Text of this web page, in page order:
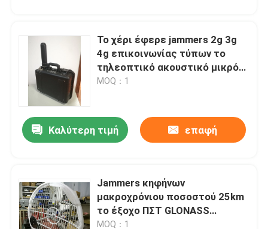
Ξενάγηση στο εργοστάσιο
Ελεγχος ποιότητας
Ζητήστε μια προσφορά
Jammers κηφήνων
Ραδιο Jammer σημάτων
Jammer ραδιοσυχνότητας
Το χέρι έφερε jammers 2g 3g
4g επικοινωνίας τύπων το
τηλεοπτικό ακουστικό μικρό
μέγεθος wifi wimax ελαφρύ για
MOQ：1
Καλύτερη τιμή επαφή
Jammers κηφήνων
μακροχρόνιου ποσοστού 25km
το έξοχο ΠΣΤ GLONASS
συστημάτων στεγανοποιεί τη
MOQ：1